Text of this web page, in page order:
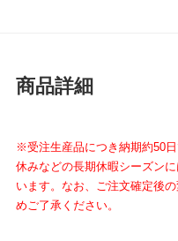
商品詳細
※受注生産品につき納期約50
休みなどの長期休暇シーズン
います。なお、ご注文確定後
めご了承ください。